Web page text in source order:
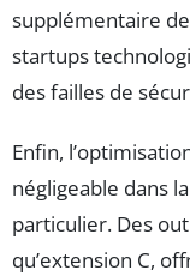
supplémentaire
startups
des failles de
Enfin,
négligeable dans
particulier. Des
qu’extension C,